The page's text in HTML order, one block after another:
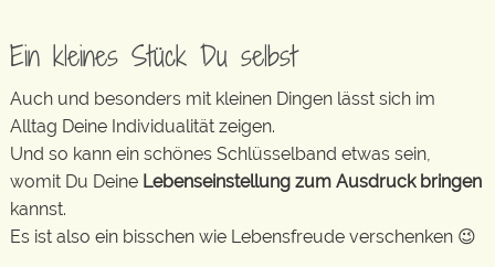
Ein kleines Stück Du selbst
Auch und besonders mit kleinen Dingen lässt sich im
Alltag Deine Individualität zeigen.
Und so kann ein schönes Schlüsselband etwas sein,
womit Du Deine Lebenseinstellung zum Ausdruck bringen
kannst.
Es ist also ein bisschen wie Lebensfreude verschenken 😉